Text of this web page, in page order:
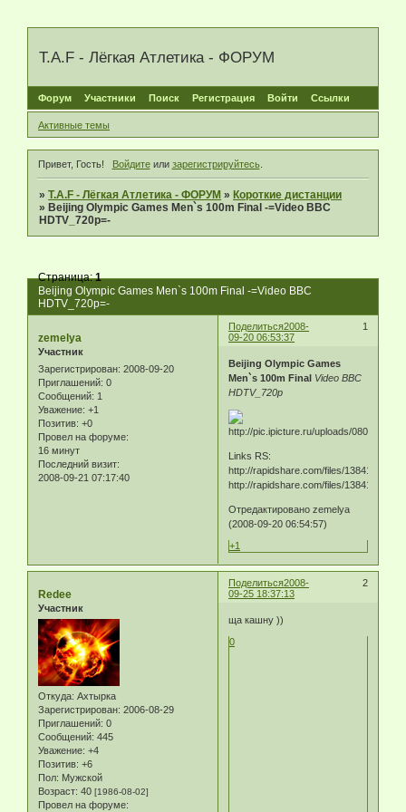
T.A.F - Лёгкая Атлетика - ФОРУМ
Форум Участники Поиск Регистрация Войти Ссылки
Активные темы
Привет, Гость! Войдитеили зарегистрируйтесь.
»T.A.F - Лёгкая Атлетика - ФОРУМ » Короткие дистанции
» Beijing Olympic Games Men`s 100m Final -=Video BBC
HDTV_720p=-
Beijing Olympic Games Men`s 100m Final -=Video BBC
HDTV_720p=-
Страница:1
Поделиться 1
2008-
09-20 06:53:37
zemelya
Участник
Зарегистрирован: 2008-09-20
Приглашений: 0
Сообщений: 1
Уважение: +1
Позитив: +0
Провел на форуме:
16 минут
Последний визит:
2008-09-21 07:17:40
Beijing Olympic Games
Men`s 100m Final Video BBC
HDTV_720p
Links RS:
http://rapidshare.com/files/138416522/
http://rapidshare.com/files/138413624/
Отредактировано zemelya
(2008-09-20 06:54:57)
+1
Поделиться 2
2008-
09-25 18:37:13
Redee
Участник
Откуда: Ахтырка
Зарегистрирован: 2006-08-29
Приглашений: 0
Сообщений: 445
Уважение: +4
Позитив: +6
Пол: Мужской
Возраст: 40 [1986-08-02]
Провел на форуме:
ща кашну ))
0